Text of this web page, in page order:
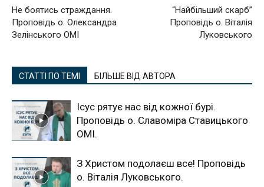
Не боятись страждання.
Проповідь о. Олександра
Зелінського ОМІ
“Найбільший скарб”
Проповідь о. Віталія
Луковського
СТАТТІ ПО ТЕМІ БІЛЬШЕ ВІД АВТОРА
Ісус рятує нас від кожної бурі.
Проповідь о. Славоміра Ставицького
ОМІ.
З Христом подолаєш все! Проповідь
о. Віталія Луковського.